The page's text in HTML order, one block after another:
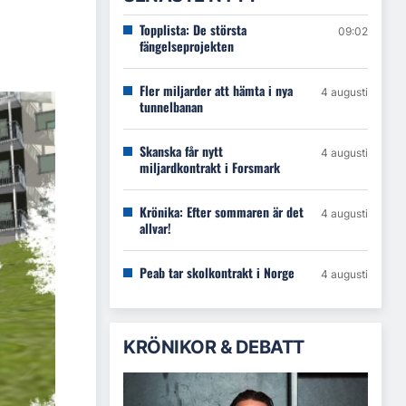
Topplista: De största
fängelseprojekten
09:02
Fler miljarder att hämta i nya
tunnelbanan
4 augusti
Skanska får nytt
miljardkontrakt i Forsmark
4 augusti
Krönika: Efter sommaren är det
allvar!
4 augusti
Peab tar skolkontrakt i Norge 4 augusti
KRÖNIKOR & DEBATT